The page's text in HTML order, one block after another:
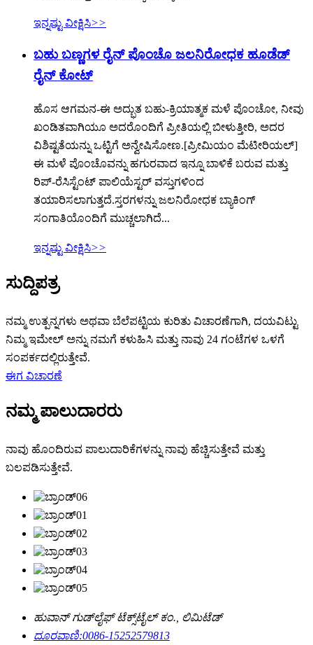
ಇನ್ನಷ್ಟು ವೀಕ್ಷಿಸಿ>>
ಬಹು ಬಣ್ಣಗಳ ರೈನ್ ಪೊಂಚೊ ಜಲನಿರೋಧಕ ಹೂಡೆಡ್
ರೈನ್ ಕೋಟ್
ಹೊಸ ಆಗಮನ-ಈ ಅದ್ಭುತ ಬಹು-ಕ್ರಿಯಾತ್ಮಕ ಮಳೆ ಪೊಂಚೋ, ನೀವು
ಖಂಡಿತವಾಗಿಯೂ ಅದರೊಂದಿಗೆ ಪ್ರೀತಿಯಲ್ಲಿ ಬೀಳುತ್ತೀರಿ, ಅದರ
ವಿಶಿಷ್ಟತೆಯನ್ನು ಒಟ್ಟಿಗೆ ಅನ್ವೇಷಿಸೋಣ.[ಪ್ರೀಮಿಯಂ ಮೆಟೀರಿಯಲ್]
ಈ ಮಳೆ ಪೊಂಚೊವನ್ನು ಹಗುರವಾದ ಇನ್ನೂ ಬಾಳಿಕೆ ಬರುವ ಮತ್ತು
ರಿಪ್-ರೆಸಿಸ್ಟೆಂಟ್ ಪಾಲಿಯೆಸ್ಟರ್ ವಸ್ತುಗಳಿಂದ
ತಯಾರಿಸಲಾಗುತ್ತದೆ.ಸ್ತರಗಳನ್ನು ಜಲನಿರೋಧಕ ಬ್ಯಾಕಿಂಗ್
ಸಂಗಾತಿಯೊಂದಿಗೆ ಮುಚ್ಚಲಾಗಿದೆ...
ಇನ್ನಷ್ಟು ವೀಕ್ಷಿಸಿ>>
ಸುದ್ದಿಪತ್ರ
ನಮ್ಮ ಉತ್ಪನ್ನಗಳು ಅಥವಾ ಬೆಲೆಪಟ್ಟಿಯ ಕುರಿತು ವಿಚಾರಣೆಗಾಗಿ, ದಯವಿಟ್ಟು
ನಿಮ್ಮ ಇಮೇಲ್ ಅನ್ನು ನಮಗೆ ಕಳುಹಿಸಿ ಮತ್ತು ನಾವು 24 ಗಂಟೆಗಳ ಒಳಗೆ
ಸಂಪರ್ಕದಲ್ಲಿರುತ್ತೇವೆ.
ಈಗ ವಿಚಾರಣೆ
ನಮ್ಮ ಪಾಲುದಾರರು
ನಾವು ಹೊಂದಿರುವ ಪಾಲುದಾರಿಕೆಗಳನ್ನು ನಾವು ಹೆಚ್ಚಿಸುತ್ತೇವೆ ಮತ್ತು
ಬಲಪಡಿಸುತ್ತೇವೆ.
ಹುವಾನ್ ಗುಡ್‌ಲೈಫ್ ಟೆಕ್ಸ್‌ಟೈಲ್ ಕಂ., ಲಿಮಿಟೆಡ್
ದೂರವಾಣಿ:0086-15252579813